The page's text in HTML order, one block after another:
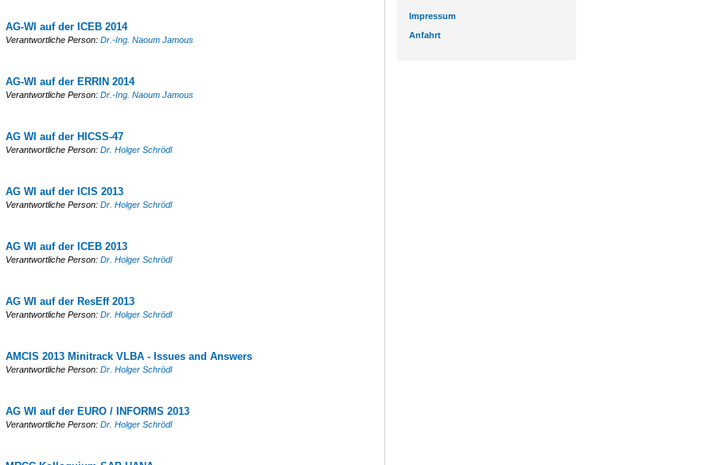
AG-WI auf der ICEB 2014
Verantwortliche Person:Dr.-Ing. Naoum Jamous
AG-WI auf der ERRIN 2014
Verantwortliche Person:Dr.-Ing. Naoum Jamous
AG WI auf der HICSS-47
Verantwortliche Person:Dr. Holger Schrödl
AG WI auf der ICIS 2013
Verantwortliche Person:Dr. Holger Schrödl
AG WI auf der ICEB 2013
Verantwortliche Person:Dr. Holger Schrödl
AG WI auf der ResEff 2013
Verantwortliche Person:Dr. Holger Schrödl
AMCIS 2013 Minitrack VLBA - Issues and Answers
Verantwortliche Person:Dr. Holger Schrödl
AG WI auf der EURO / INFORMS 2013
Verantwortliche Person:Dr. Holger Schrödl
Impressum
Anfahrt